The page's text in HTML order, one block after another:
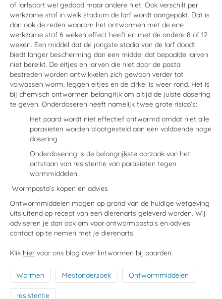
of larfsoort wel gedood maar andere niet. Ook verschilt per
werkzame stof in welk stadium de larf wordt aangepakt. Dat is
dan ook de reden waarom het ontwormen met de ene
werkzame stof 6 weken effect heeft en met de andere 8 of 12
weken. Een middel dat de jongste stadia van de larf doodt
biedt langer bescherming dan een middel dat bepaalde larven
niet bereikt. De eitjes en larven die niet door de pasta
bestreden worden ontwikkelen zich gewoon verder tot
volwassen worm, leggen eitjes en de cirkel is weer rond. Het is
bij chemisch ontwormen belangrijk om altijd de juiste dosering
te geven. Onderdoseren heeft namelijk twee grote risico’s:
Het paard wordt niet effectief ontwormd omdat niet alle
parasieten worden blootgesteld aan een voldoende hoge
dosering
Onderdosering is de belangrijkste oorzaak van het
ontstaan van resistentie van parasieten tegen
wormmiddelen.
Wormpasta’s kopen en advies
Ontwormmiddelen mogen op grond van de huidige wetgeving
uitsluitend op recept van een dierenarts geleverd worden. Wij
adviseren je dan ook om voor ontwormpasta’s en advies
contact op te nemen met je dierenarts.
Klik hier voor ons blog over lintwormen bij paarden.
Wormen Mestonderzoek Ontwormmiddelen
resistentie